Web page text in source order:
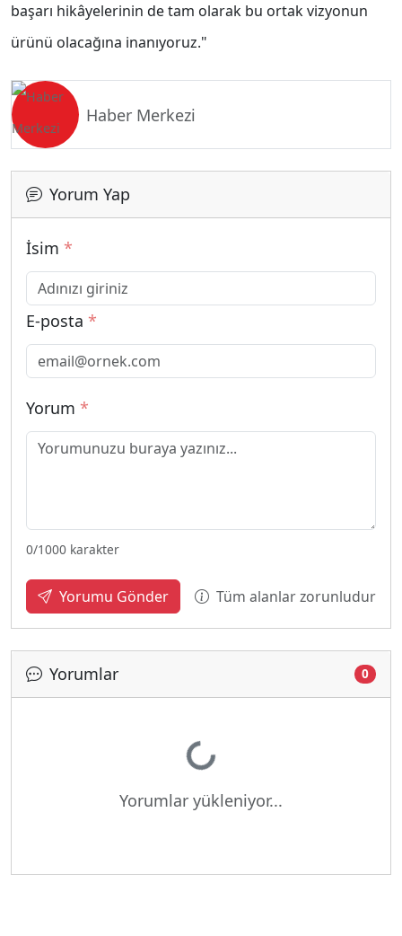
başarı hikâyelerinin de tam olarak bu ortak vizyonun
ürünü olacağına inanıyoruz."
Haber Merkezi
Yorum Yap
İsim *
E-posta *
Yorum *
0/1000 karakter
Yorumu Gönder Tüm alanlar zorunludur
Yorumlar 0
Yükleniyor...
Yorumlar yükleniyor...